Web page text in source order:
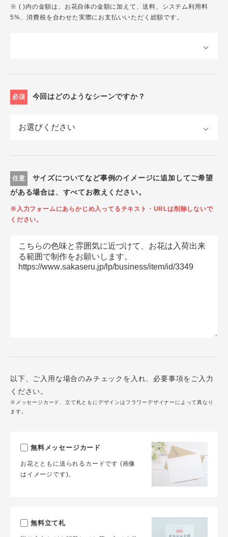
※ ( )内の金額は、お花自体の金額に加えて、送料、システム利用料
5%、消費税を合わせた実際にお支払いいただく総額です。
必須 今回はどのようなシーンですか？
任意
サイズについてなど事例のイメージに追加してご希望
がある場合は、すべてお教えください。
※入力フォームにあらかじめ入ってるテキスト・URLは削除しないで
ください。
以下、ご入用な場合のみチェックを入れ、必要事項をご入力
ください。
※メッセージカード、立て札ともにデザインはフラワーデザイナーによって異なり
ます。
無料メッセージカード
お花とともに送られるカードです (画像
はイメージです)。
無料立て札